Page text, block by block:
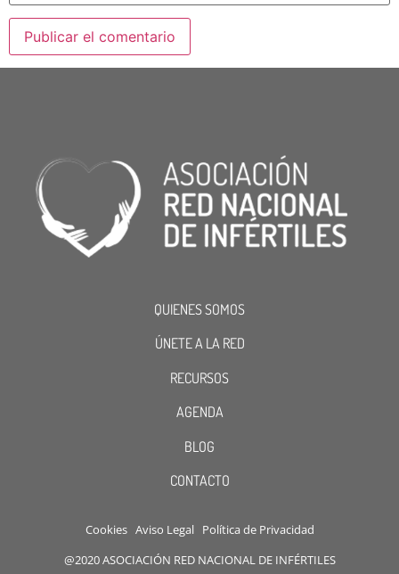
QUIENES SOMOS
ÚNETE A LA RED
RECURSOS
AGENDA
BLOG
CONTACTO
Cookies Aviso Legal Política de Privacidad
@2020 ASOCIACIÓN RED NACIONAL DE INFÉRTILES